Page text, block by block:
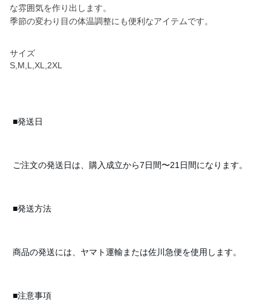
な雰囲気を作り出します。
季節の変わり目の体温調整にも便利なアイテムです。
サイズ
S,M,L,XL,2XL
■発送日
ご注文の発送日は、購入成立から7日間〜21日間になります。
■発送方法
商品の発送には、ヤマト運輸または佐川急便を使用します。
■注意事項